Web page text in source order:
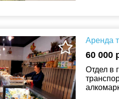
Аренда
60 000
Отдел в